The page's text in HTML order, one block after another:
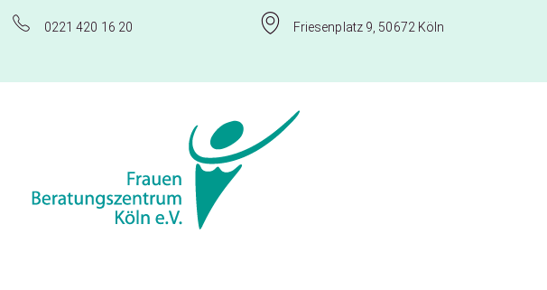
0221 420 16 20 Friesenplatz 9, 50672 Köln